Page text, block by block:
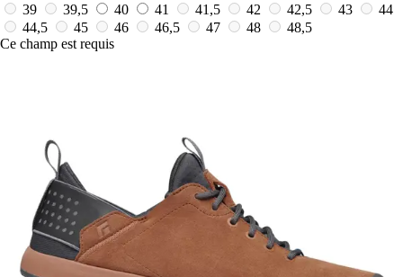
39 39,5 40 41 41,5 42 42,5 43
44
44,5
45 46 46,5 47 48
48,5
Ce champ est requis